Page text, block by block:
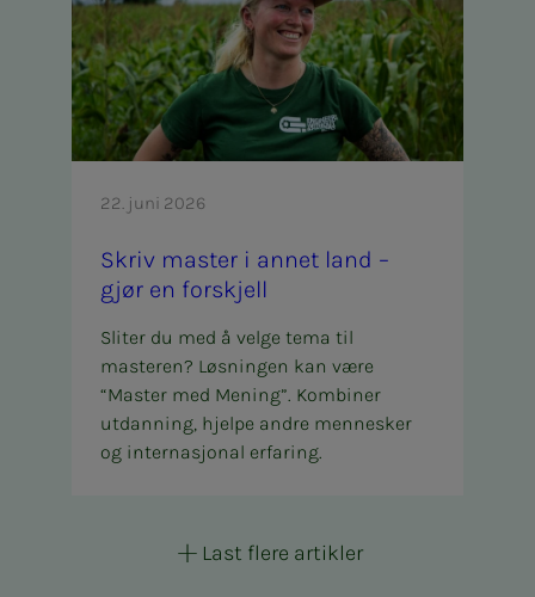
22. juni 2026
Skriv mas­­­ter i an­­­net land –
gjør en for­skjell
Sliter du med å velge tema til
masteren? Løsningen kan være
“Master med Mening”. Kombiner
utdanning, hjelpe andre mennesker
og internasjonal erfaring.
Last flere artikler